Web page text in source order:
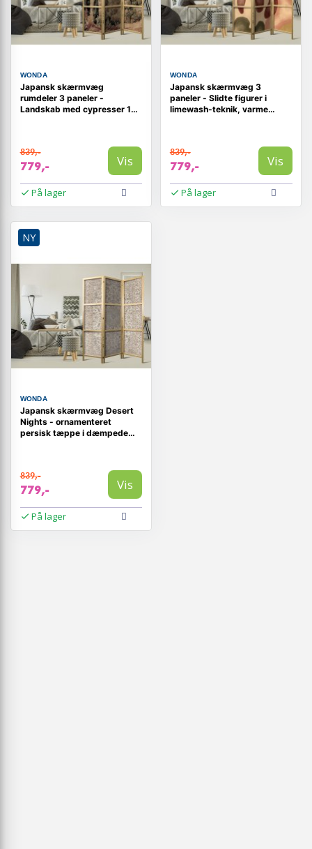
WONDA
Japansk skærmvæg
rumdeler 3 paneler -
Landskab med cypresser 135
839,-
779,- Vis
På lager
WONDA
Japansk skærmvæg 3
paneler - Slidte figurer i
limewash-teknik, varme
839,-
779,- Vis
På lager
NY
WONDA
Japansk skærmvæg Desert
Nights - ornamenteret
persisk tæppe i dæmpede
839,-
779,- Vis
På lager